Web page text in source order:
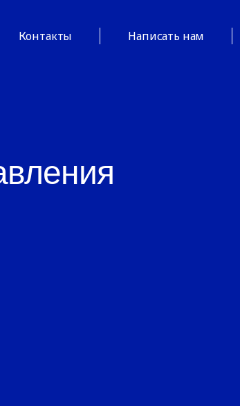
Контакты Написать нам